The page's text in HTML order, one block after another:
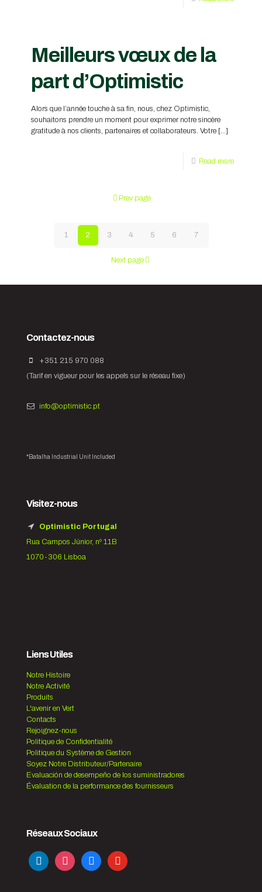
Meilleurs vœux de la
part d’Optimistic
Alors que l’année touche à sa fin, nous, chez Optimistic,
souhaitons prendre un moment pour exprimer notre sincère
gratitude à nos clients, partenaires et collaborateurs. Votre […]
Read more
Prev page
1 2 3 4 5 6 7
Next page
Contactez-nous
+351 215 970 088
(Tarif en vigueur pour les appels sur le réseau fixe)
info@optimistic.pt
*Batalha Industrial Unit Included
Visitez-nous
Optimistic Portugal
Rua Campos Júnior, nº 11B
1070-306 Lisboa
Liens Utiles
Notre Histoire
Notre Activité
Produits
L'avenir en Vert
Contacts
Rejoignez-nous
Politique de Confidentialité
Politique du Système de Gestion
Soyez Notre Distributeur/Partenaire
Evaluación de desempeño de los suministradores
Évaluation de la performance des fournisseurs
Réseaux Sociaux
linkedin instagramfacebookyoutube